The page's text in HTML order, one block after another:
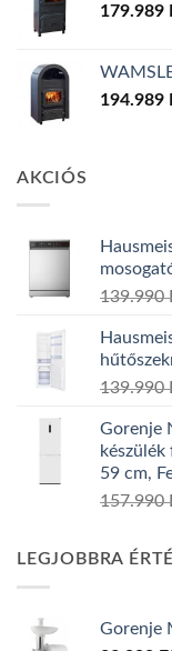
179.989
194.989
AKCIÓS
139.990
139.990
Gorenje
59 cm,
157.990
LEGJOBBRA
Gorenje